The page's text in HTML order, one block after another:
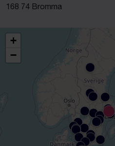
168 74 Bromma
+
−